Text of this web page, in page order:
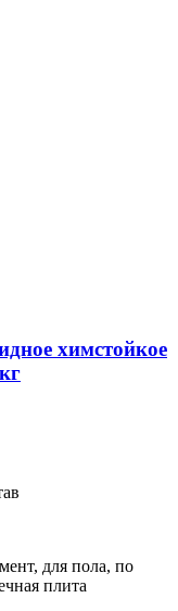
химстойкое
для пола, по
плита